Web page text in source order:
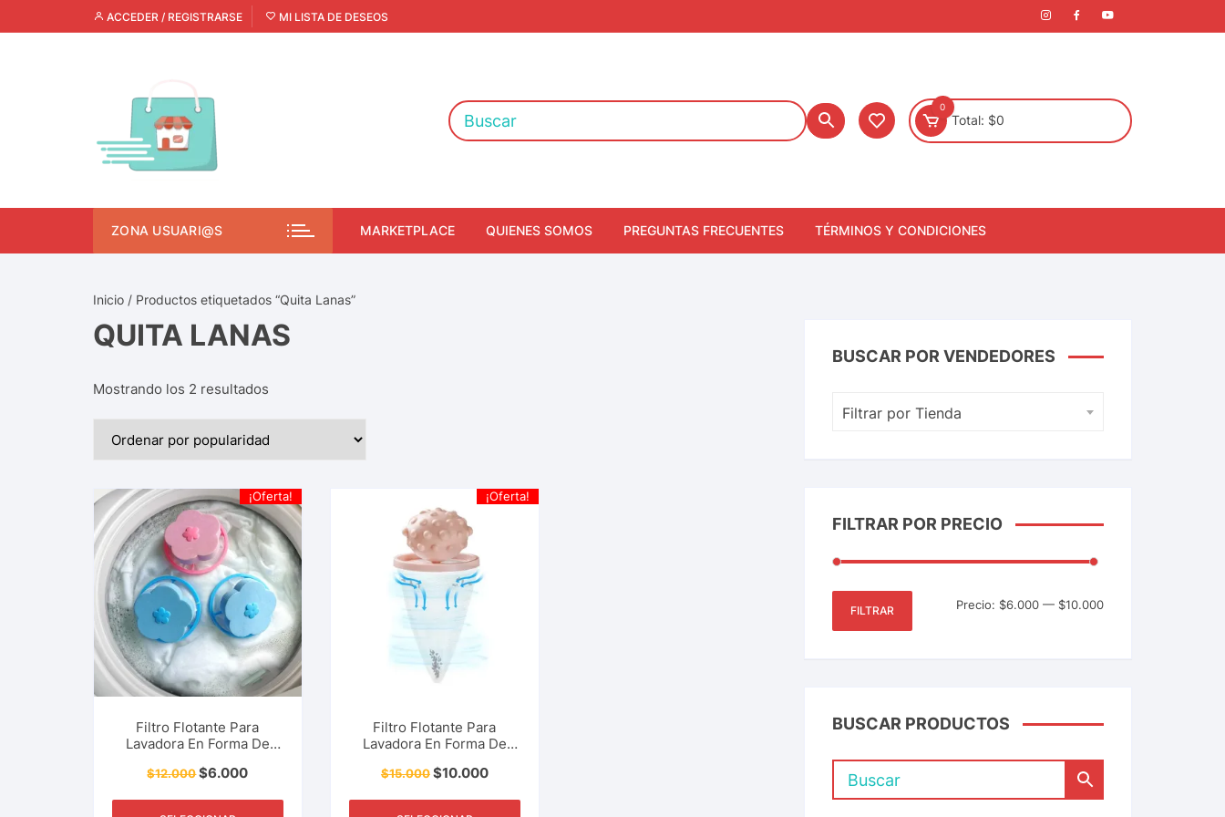
ACCEDER / REGISTRARSE MI LISTA DE DESEOS
0
Total: $0
ZONA USUARI@S MARKETPLACE QUIENES SOMOS PREGUNTAS FRECUENTES TÉRMINOS Y CONDICIONES
Inicio / Productos etiquetados “Quita Lanas”
QUITA LANAS
Mostrando los 2 resultados
¡Oferta!
Filtro Flotante Para
Lavadora En Forma De
Residuos De La Lavadora.
$12.000$6.000
¡Oferta!
Filtro Flotante Para
Lavadora En Forma De
Residuos De La Lavadora.
$15.000$10.000
BUSCAR POR VENDEDORES
Filtrar por Tienda
FILTRAR POR PRECIO
FILTRAR Precio: $6.000 — $10.000
BUSCAR PRODUCTOS